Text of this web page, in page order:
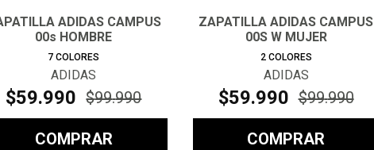
ADIDAS CAMPUS
00s HOMBRE
7 COLORES
ADIDAS
$59.990 $99.990
COMPRAR
ZAPATILLA ADIDAS CAMPUS
00S W MUJER
2 COLORES
ADIDAS
$59.990 $99.990
COMPRAR